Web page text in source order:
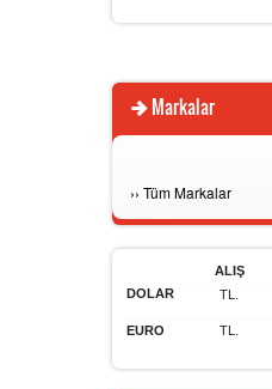
Markalar
›› Tüm Markalar
ALIŞ
DOLAR
TL.
EURO TL.